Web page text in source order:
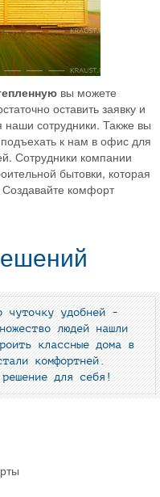
вы можете
оставить заявку и
сотрудники. Также вы
к нам в офис для
Сотрудники компании
бытовки, которая
комфорт
чуточку удобней -
людей нашли
классные дома в
комфортней.
для себя!